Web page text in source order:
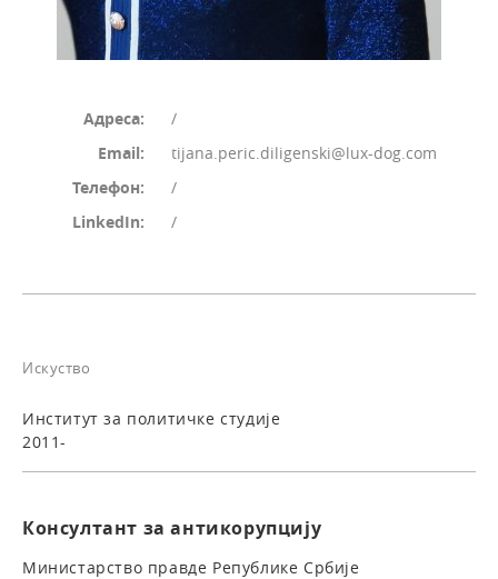
Адреса:
/
Email:
tijana.peric.diligenski@lux-dog.com
Телефон:
/
LinkedIn:
/
Искуство
Институт за политичке студије
2011-
Консултант за антикорупцију
Министарство правде Републике Србије